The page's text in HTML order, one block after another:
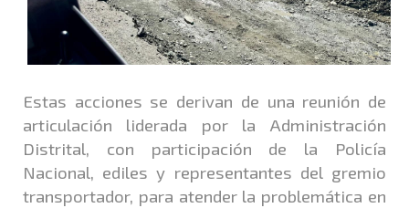
Estas acciones se derivan de una reunión de
articulación liderada por la Administración
Distrital, con participación de la Policía
Nacional, ediles y representantes del gremio
transportador, para atender la problemática en